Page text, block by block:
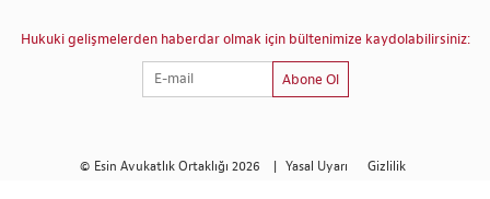
Hukuki gelişmelerden haberdar olmak için bültenimize kaydolabilirsiniz:
Abone Ol
© Esin Avukatlık Ortaklığı 2026 | Yasal Uyarı Gizlilik